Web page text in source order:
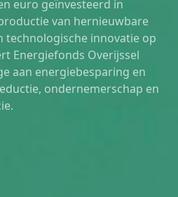
euro geïnvesteerd in
van hernieuwbare
technologische innovatie op
Energiefonds Overijssel
aan energiebesparing en
ondernemerschap en